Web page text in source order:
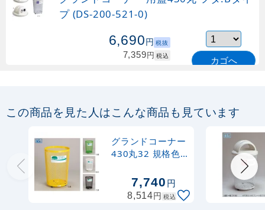
プ (DS-200-521-0)
6,690円 税抜
7,359円 税込 カゴへ
るゴミ (DS-200-401-2)
1,470 円
1,617円 税込 カゴへ
グランドコーナー 用プレート 規格:もえ
ないゴミ (DS-200-402-3)
この商品を見た人はこんな商品も見ています
グランドコーナー
430丸32 規格色:
7,740円
8,514円 税込